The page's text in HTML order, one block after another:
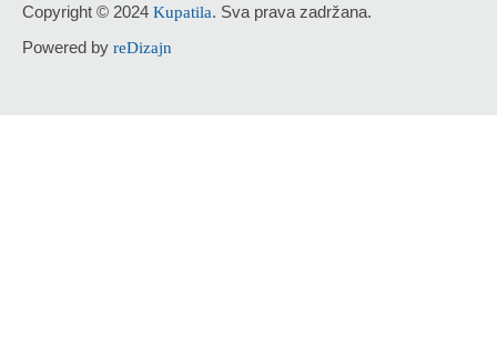
Copyright © 2024 Kupatila. Sva prava zadržana.
Powered by reDizajn